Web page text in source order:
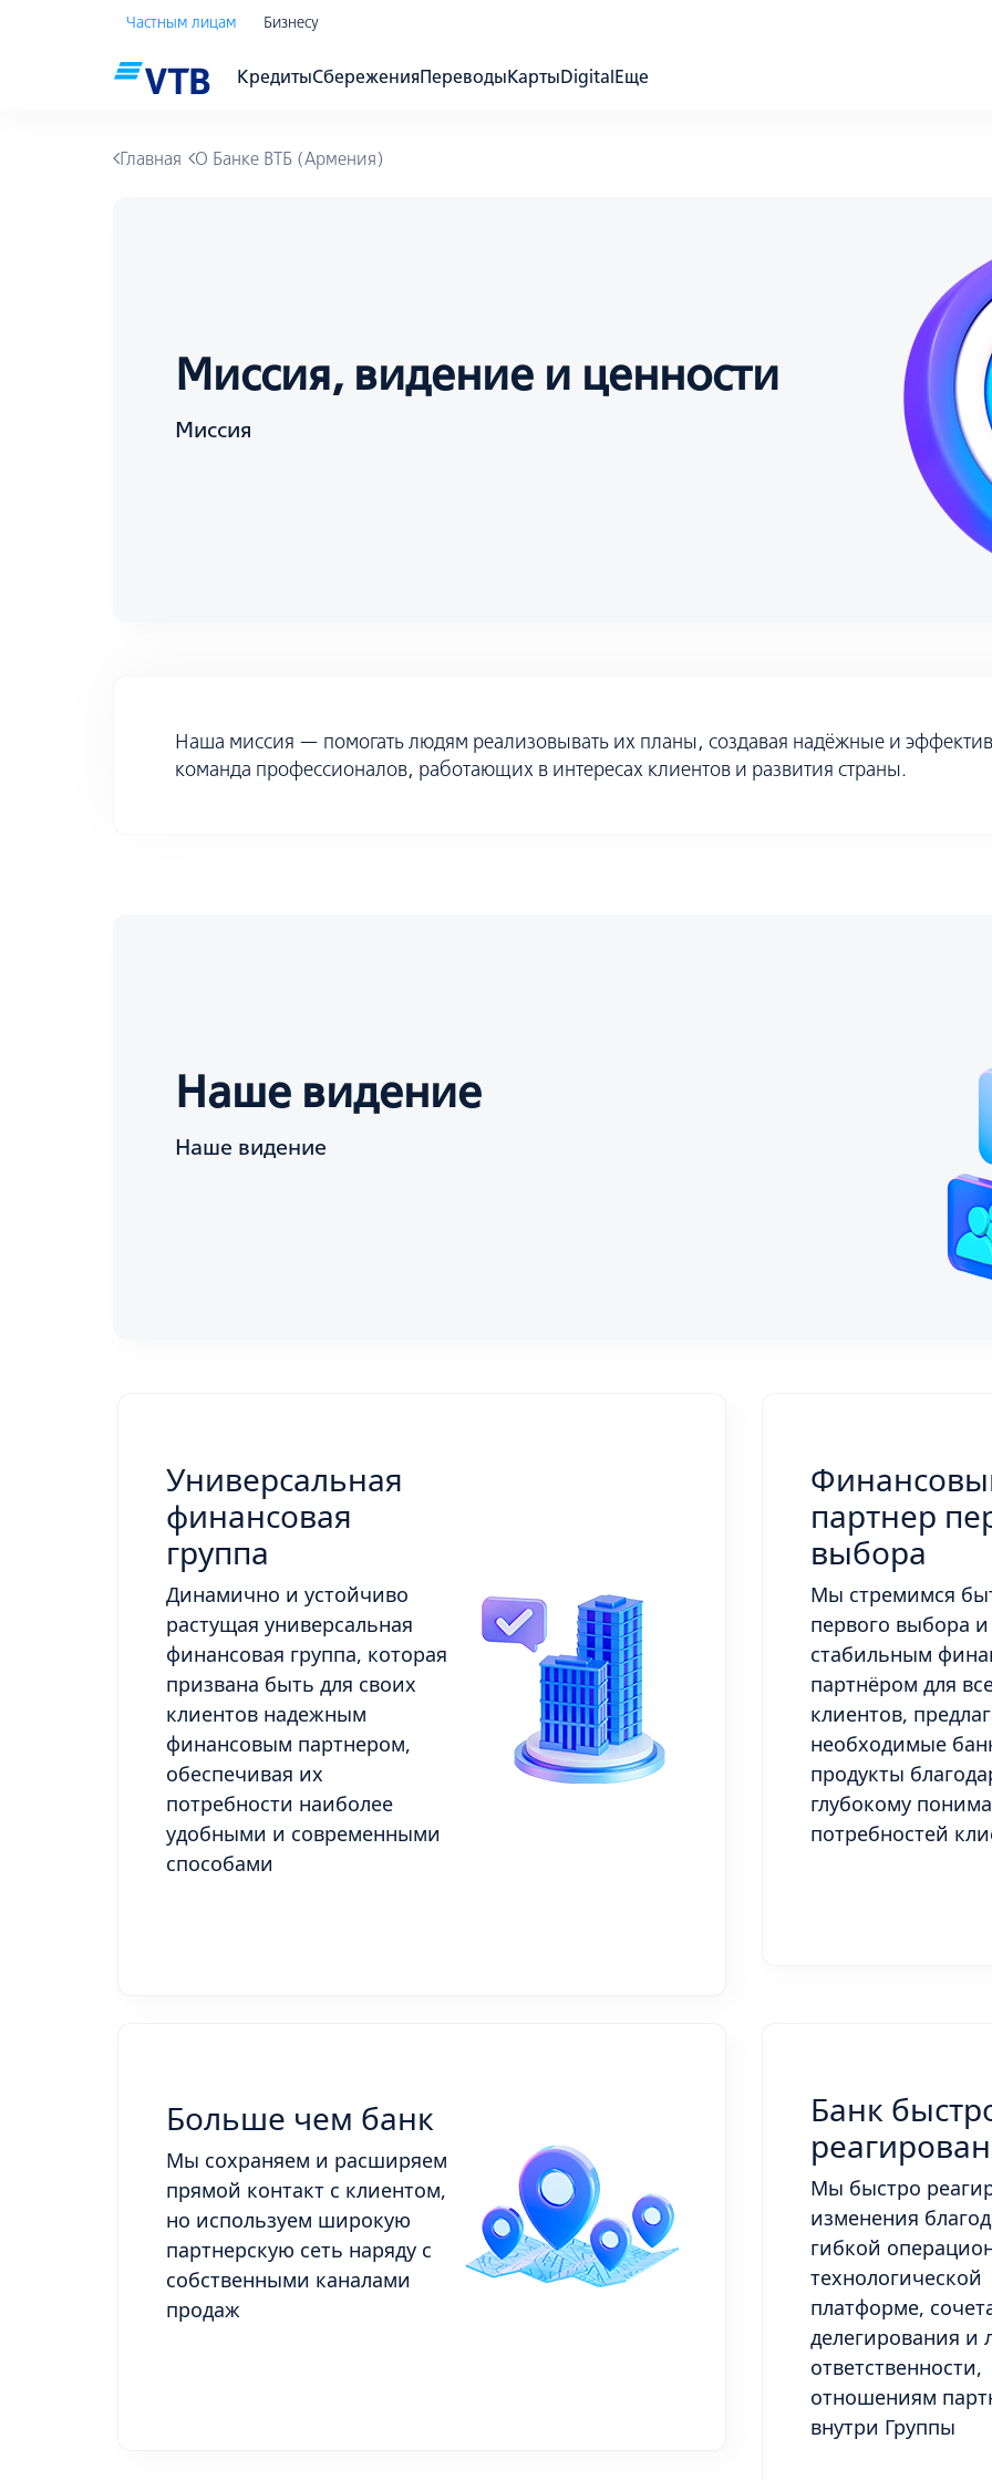
Частным лицам Бизнесу
КредитыСбереженияПереводыКартыDigitalЕще
Главная О Банке ВТБ (Армения)
Миссия, видение и ценности
Миссия
Наша миссия — помогать людям реализовывать их планы, создавая надёжные и
команда профессионалов, работающих в интересах клиентов и развития страны.
Наше видение
Наше видение
Универсальная
финансовая
группа
Динамично и устойчиво
растущая универсальная
финансовая группа, которая
призвана быть для своих
клиентов надежным
финансовым партнером,
обеспечивая их
потребности наиболее
удобными и современными
способами
партнер
выбора
Мы стремимся
первого выбора и
стабильным
партнёром для
клиентов,
необходимые
продукты
глубокому
потребностей
Больше чем банк
Мы сохраняем и расширяем
прямой контакт с клиентом,
но используем широкую
партнерскую сеть наряду с
собственными каналами
продаж
Банк
Мы быстро
изменения
гибкой
технологической
платформе,
делегирования и
ответственности,
отношениям
внутри Группы